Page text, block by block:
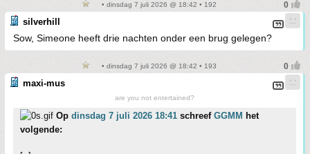
• dinsdag 7 juli 2026 @ 18:42 • 192
silverhill
Sow, Simeone heeft drie nachten onder een brug gelegen?
• dinsdag 7 juli 2026 @ 18:42 • 193
maxi-mus
are you not entertained?
Op dinsdag 7 juli 2026 18:41 schreef GGMM het
volgende: